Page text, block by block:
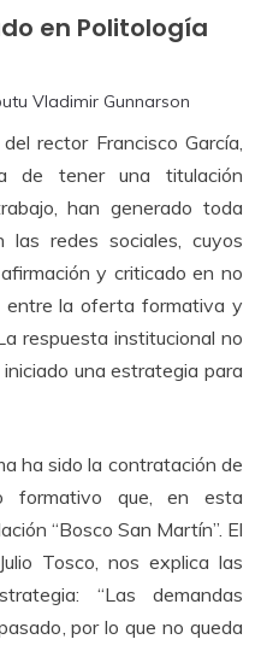
en Politología
Vladimir Gunnarson
rector Francisco García,
de tener una titulación
han generado toda
redes sociales, cuyos
y criticado en no
entre la oferta formativa y
respuesta institucional no
una estrategia para
ha sido la contratación de
formativo que, en esta
“Bosco San Martín”. El
Tosco, nos explica las
“Las demandas
por lo que no queda